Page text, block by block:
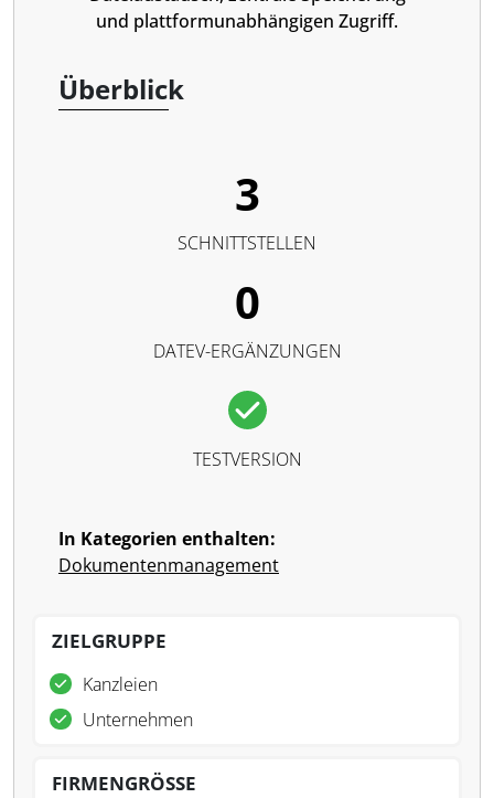
und plattformunabhängigen Zugriff.
Überblick
3
SCHNITTSTELLEN
0
DATEV-ERGÄNZUNGEN
TESTVERSION
In Kategorien enthalten:
Dokumentenmanagement
ZIELGRUPPE
Kanzleien
Unternehmen
FIRMENGRÖSSE